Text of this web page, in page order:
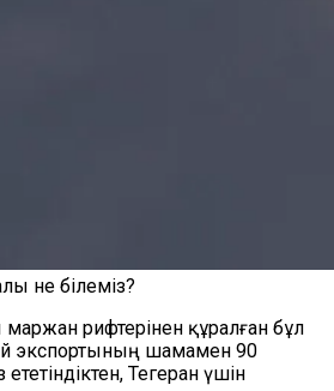
не білеміз?
рифтерінен құралған бұл
экспортының шамамен 90
Тегеран үшін